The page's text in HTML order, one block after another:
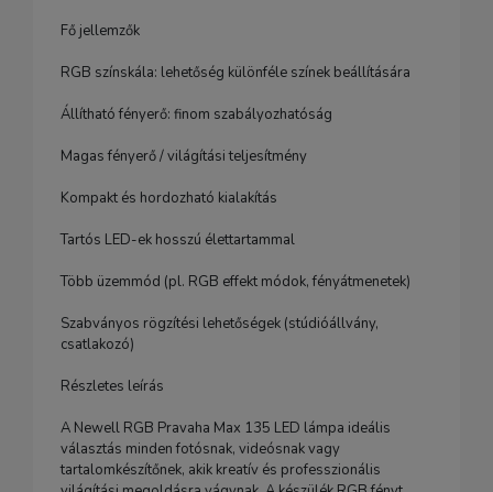
Fő jellemzők
RGB színskála: lehetőség különféle színek beállítására
Állítható fényerő: finom szabályozhatóság
Magas fényerő / világítási teljesítmény
Kompakt és hordozható kialakítás
Tartós LED-ek hosszú élettartammal
Több üzemmód (pl. RGB effekt módok, fényátmenetek)
Szabványos rögzítési lehetőségek (stúdióállvány,
csatlakozó)
Részletes leírás
A Newell RGB Pravaha Max 135 LED lámpa ideális
választás minden fotósnak, videósnak vagy
tartalomkészítőnek, akik kreatív és professzionális